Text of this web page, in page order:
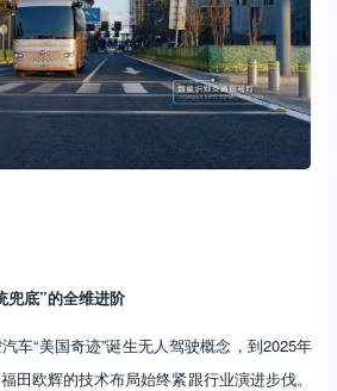
兜底”的全维进阶
车“美国奇迹”诞生无人驾驶概念，到2025年
田欧辉的技术布局始终紧跟行业演进步伐。